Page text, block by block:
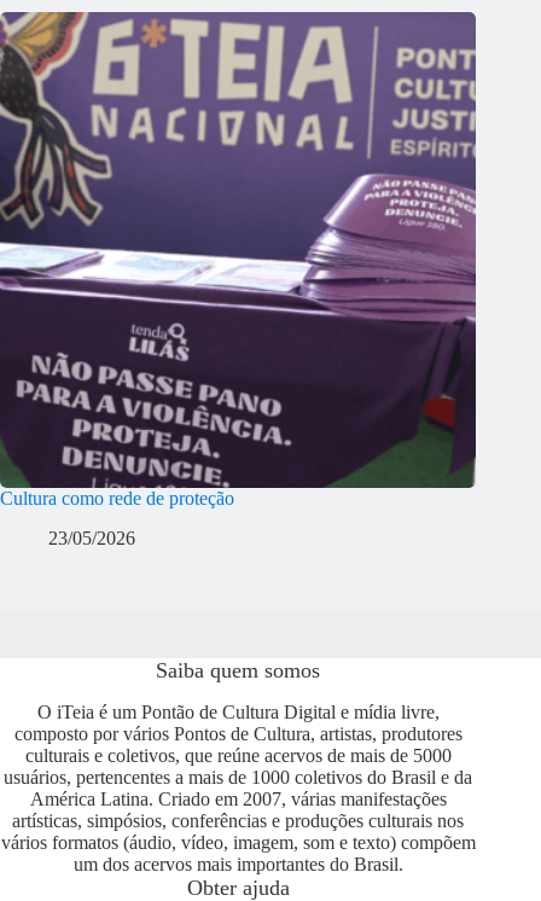
Cultura como rede de proteção
23/05/2026
Saiba quem somos
O iTeia é um Pontão de Cultura Digital e mídia livre,
composto por vários Pontos de Cultura, artistas, produtores
culturais e coletivos, que reúne acervos de mais de 5000
usuários, pertencentes a mais de 1000 coletivos do Brasil e da
América Latina. Criado em 2007, várias manifestações
artísticas, simpósios, conferências e produções culturais nos
vários formatos (áudio, vídeo, imagem, som e texto) compõem
um dos acervos mais importantes do Brasil.
Obter ajuda